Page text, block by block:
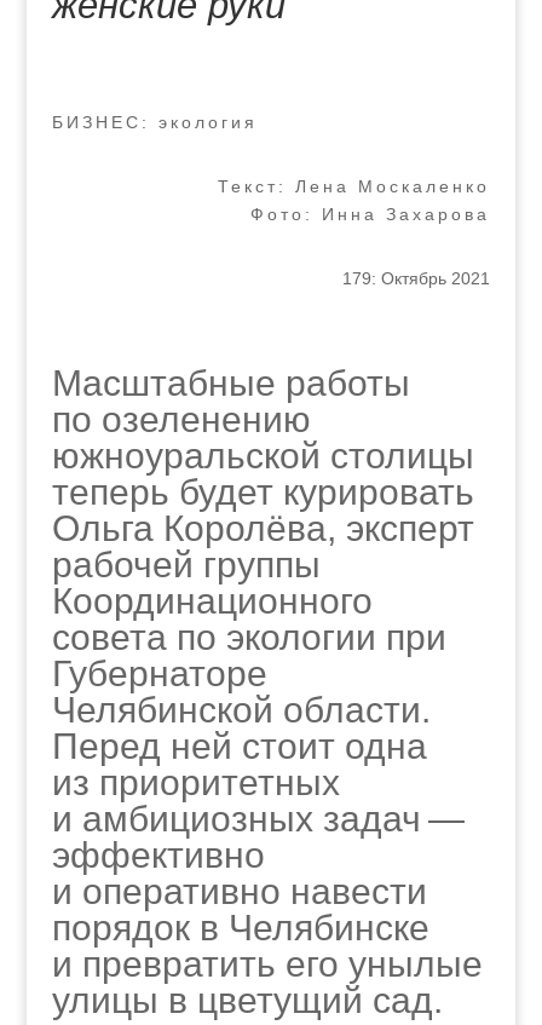
БИЗНЕС: экология
Текст: Лена Москаленко
Фото: Инна Захарова
179: Октябрь 2021
Масштабные работы
по озеленению
южноуральской столицы
теперь будет курировать
Ольга Королёва, эксперт
рабочей группы
Координационного
совета по экологии при
Губернаторе
Челябинской области.
Перед ней стоит одна
из приоритетных
и амбициозных задач —
эффективно
и оперативно навести
порядок в Челябинске
и превратить его унылые
улицы в цветущий сад.